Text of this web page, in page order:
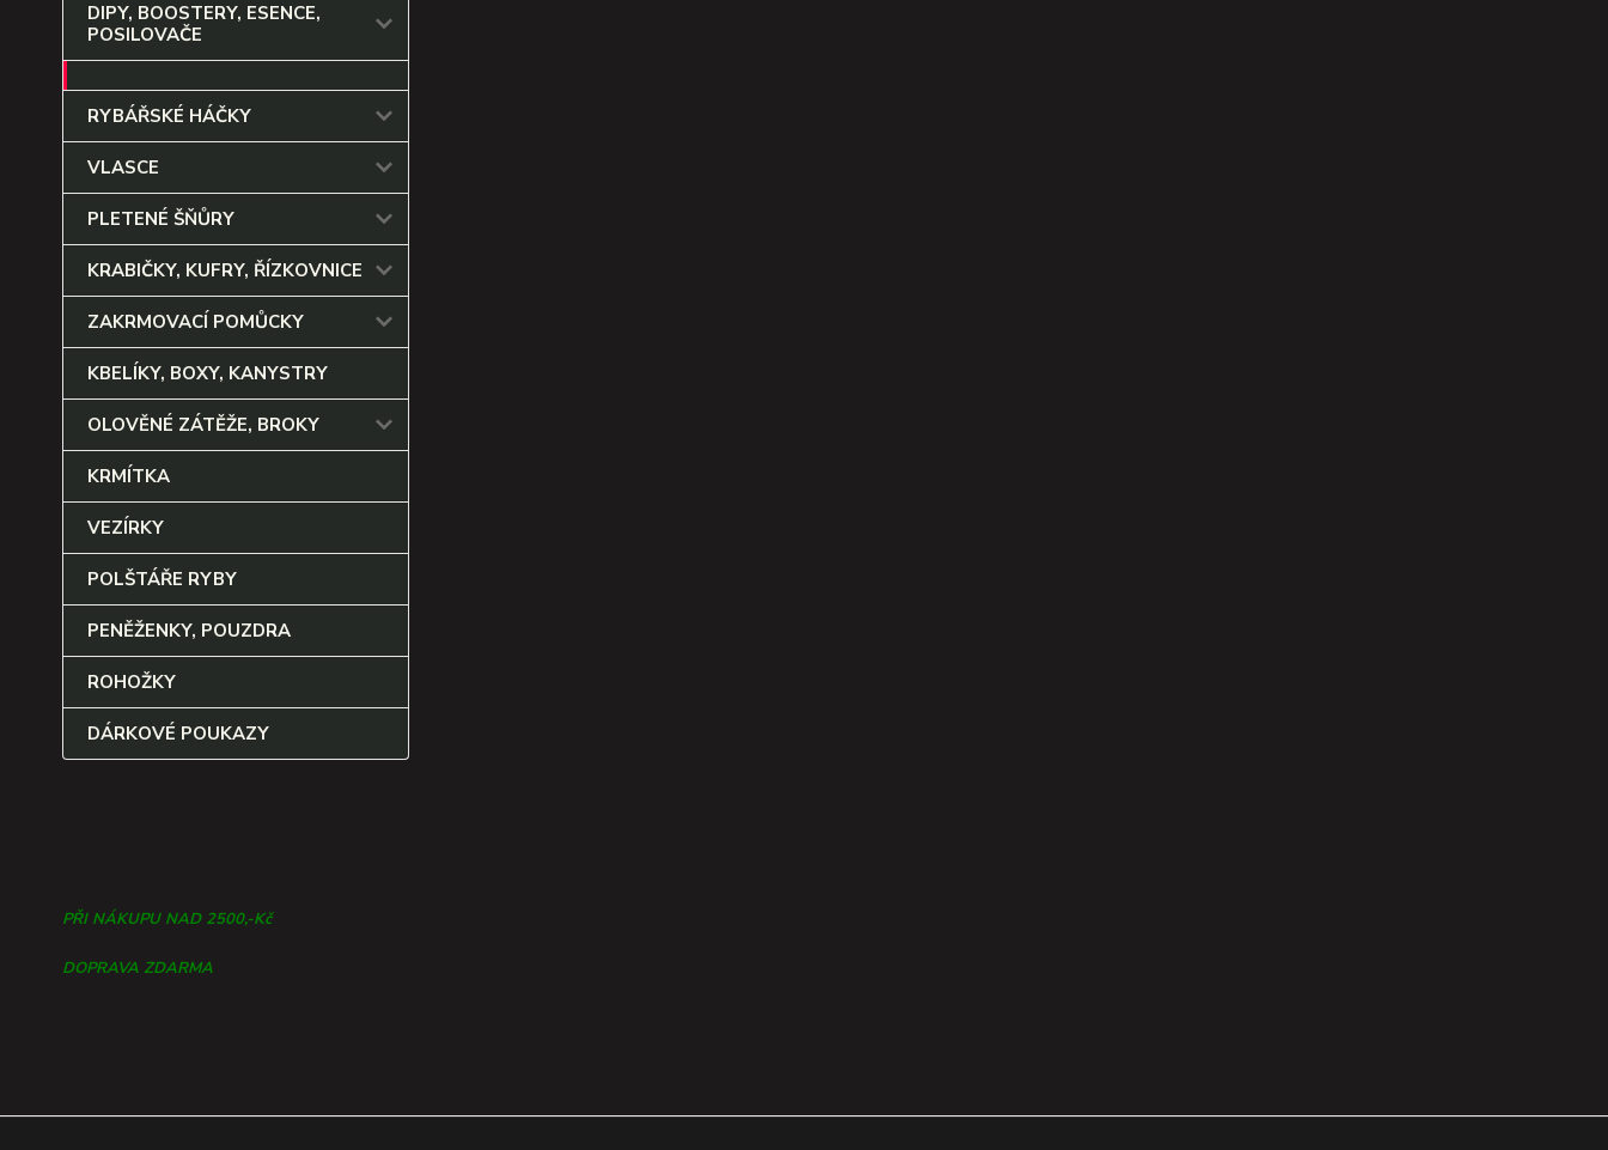
DIPY, BOOSTERY, ESENCE,
POSILOVAČE
RYBÁŘSKÉ HÁČKY
VLASCE
PLETENÉ ŠŇŮRY
KRABIČKY, KUFRY, ŘÍZKOVNICE
ZAKRMOVACÍ POMŮCKY
KBELÍKY, BOXY, KANYSTRY
OLOVĚNÉ ZÁTĚŽE, BROKY
KRMÍTKA
VEZÍRKY
POLŠTÁŘE RYBY
PENĚŽENKY, POUZDRA
ROHOŽKY
DÁRKOVÉ POUKAZY
PŘI NÁKUPU NAD 2500,-Kč
DOPRAVA ZDARMA